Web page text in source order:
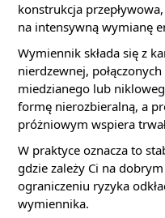
konstrukcja
na intensywną wymianę
Wymiennik składa się z
nierdzewnej,
miedzianego lub
formę nierozbieralną, a
próżniowym wspiera
W praktyce oznacza to
gdzie zależy Ci na
ograniczeniu ryzyka
wymiennika.